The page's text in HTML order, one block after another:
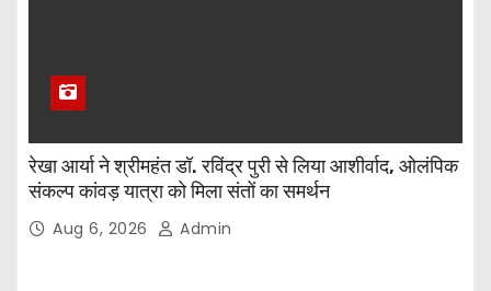
रेखा आर्या ने श्रीमहंत डॉ. रविंद्र पुरी से लिया आशीर्वाद, ओलंपिक
संकल्प कांवड़ यात्रा को मिला संतों का समर्थन
Aug 6, 2026 Admin